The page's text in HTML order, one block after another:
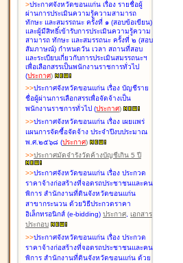
>ประกาศจังหวัดขอนแก่น เรื่อง รายชื่อผู้
ผ่านการประเมินความรู้ความสามารถ
ทักษะ และสมรรถนะ ครั้งที่ ๑ (สอบข้อเขียน)
และผู้มีสิทธิ์เข้ารับการประเมินความรู้ความ
สามารถ ทักษะ และสมรรถนะ ครั้งที่ ๒ (สอบ
สัมภาษณ์) กำหนดวัน เวลา สถานที่สอบ
และระเบียบเกี่ยวกับการประเมินสมรรถนะฯ
เพื่อเลือกสรรเป็นพนักงานราชการทั่วไป
(ประกาศ)
>>ประกาศจังหวัดขอนแก่น เรื่อง บัญชีราย
ชื่อผู้ผ่านการเลือกสรรเพื่อจัดจ้างเป็น
พนักงานราชการทั่วไป (ประกาศ)
>>ประกาศจังหวัดขอนแก่น เรื่อง เผยแพร่
แผนการจัดซื้อจัดจ้าง ประจำปีงบประมาณ
พ.ศ.๒๕๖๘ (ประกาศ)
>>ประกาศมัดจำรังวัดค้างบัญชีเกิน 5 ปี
>>ประกาศจังหวัดขอนแก่น เรื่อง ประกวด
ราคาจ้างก่อสร้างที่จอดรถประชาชนและคน
พิการ สำนักงานที่ดินจังหวัดขอนแก่น
สาขากระนวน ด้วยวิธีประกวดราคา
อิเล็กทรอนิกส์ (e-bidding) ประกาศ, เอกสาร
ประกอบ
>>ประกาศจังหวัดขอนแก่น เรื่อง ประกวด
ราคาจ้างก่อสร้างที่จอดรถประชาชนและคน
พิการ สำนักงานที่ดินจังหวัดขอนแก่น ด้วย